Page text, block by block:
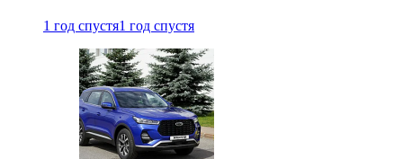
1 год спустя1 год спустя